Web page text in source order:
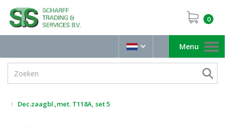
0
Toggle
navigation
Menu
Dec.zaagbl.,met. T118A, set 5